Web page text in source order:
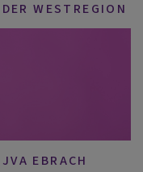
WESTREGION
EBRACH